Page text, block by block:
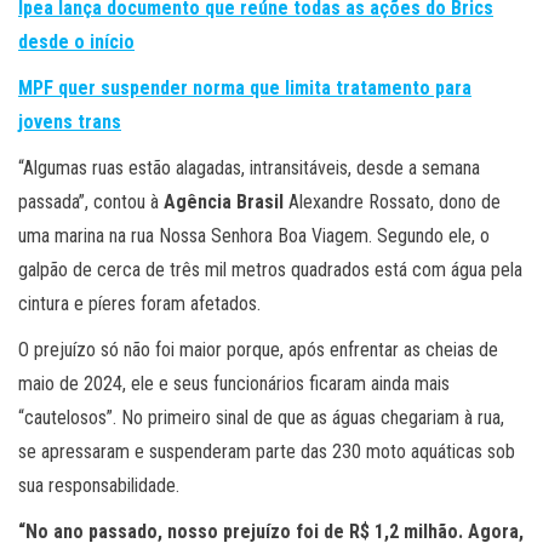
Ipea lança documento que reúne todas as ações do Brics
desde o início
MPF quer suspender norma que limita tratamento para
jovens trans
“Algumas ruas estão alagadas, intransitáveis, desde a semana
passada”, contou à Agência Brasil Alexandre Rossato, dono de
uma marina na rua Nossa Senhora Boa Viagem. Segundo ele, o
galpão de cerca de três mil metros quadrados está com água pela
cintura e píeres foram afetados.
O prejuízo só não foi maior porque, após enfrentar as cheias de
maio de 2024, ele e seus funcionários ficaram ainda mais
“cautelosos”. No primeiro sinal de que as águas chegariam à rua,
se apressaram e suspenderam parte das 230 moto aquáticas sob
sua responsabilidade.
“No ano passado, nosso prejuízo foi de R$ 1,2 milhão. Agora,